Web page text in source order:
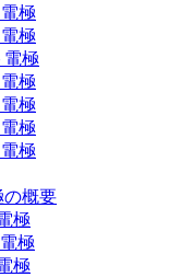
極
極
電極
極
極
極
極
の概要
極
極
極